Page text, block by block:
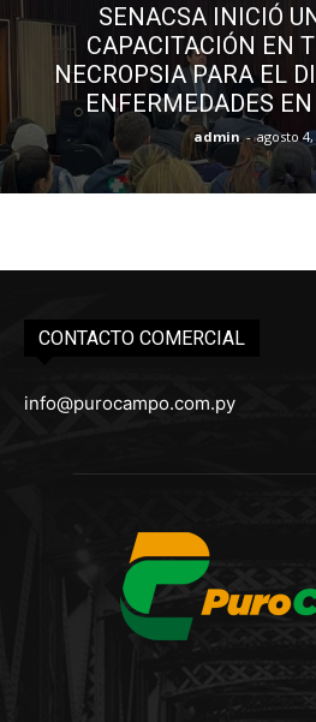
SENACSA INICIÓ
CAPACITACIÓN EN
NECROPSIA PARA EL
ENFERMEDADES
admin - agosto 4,
CONTACTO COMERCIAL
info@purocampo.com.py